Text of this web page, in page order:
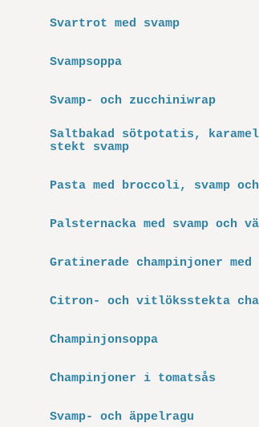
Svartrot med svamp
Svampsoppa
Svamp- och zucchiniwrap
Saltbakad sötpotatis,
stekt svamp
Pasta med broccoli, svamp
Palsternacka med svamp och
Gratinerade champinjoner med
Citron- och vitlöksstekta
Champinjonsoppa
Champinjoner i tomatsås
Svamp- och äppelragu